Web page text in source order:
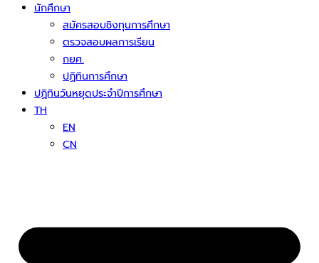
นักศึกษา
สมัครสอบชิงทุนการศึกษา
ตรวจสอบผลการเรียน
กยศ.
ปฏิทินการศึกษา
ปฏิทินวันหยุดประจำปีการศึกษา
TH
EN
CN